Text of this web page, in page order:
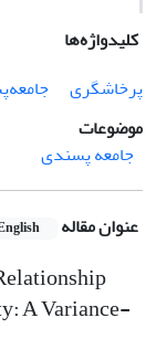
کلیدواژه‌ها
پرخاشگری
موضوعات
جامعه پسندی
عنوان مقاله
A Variance-